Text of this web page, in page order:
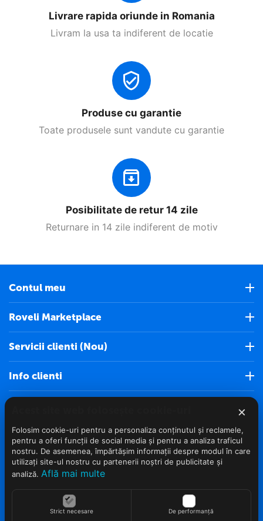
Livrare rapida oriunde in Romania
Livram la usa ta indiferent de locatie
Produse cu garantie
Toate produsele sunt vandute cu garantie
Posibilitate de retur 14 zile
Returnare in 14 zile indiferent de motiv
Contul meu
Roveli Marketplace
Servicii clienti (Nou)
Info clienti
© 2022 - 2026 Roveli.ro. Realizat si configurat
netSEO
×
Folosim cookie-uri pentru a personaliza conținutul și reclamele,
pentru a oferi funcții de social media și pentru a analiza traficul
nostru. De asemenea, împărtășim informații despre modul în care
utilizați site-ul nostru cu partenerii noștri de publicitate și
analiză. Află mai multe
Strict necesare De performanță